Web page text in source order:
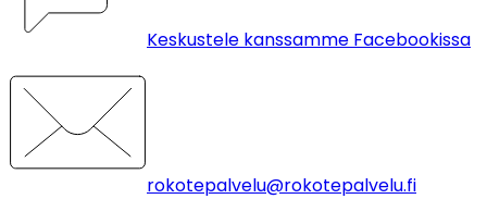
Keskustele kanssamme Facebookissa
rokotepalvelu@rokotepalvelu.fi